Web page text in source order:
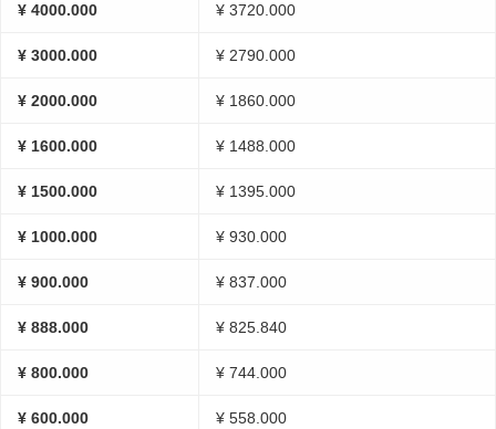
¥ 4000.000 ¥ 3720.000
¥ 3000.000 ¥ 2790.000
¥ 2000.000 ¥ 1860.000
¥ 1600.000 ¥ 1488.000
¥ 1500.000 ¥ 1395.000
¥ 1000.000 ¥ 930.000
¥ 900.000 ¥ 837.000
¥ 888.000 ¥ 825.840
¥ 800.000 ¥ 744.000
¥ 600.000 ¥ 558.000